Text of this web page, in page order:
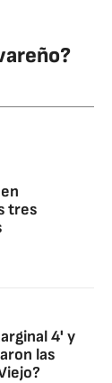
tres
4' y
las